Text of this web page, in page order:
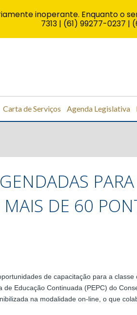
Carta de Serviços Agenda Legislativa
DE 60
de capacitação para a
Educação Continuada (PEPC) do
na modalidade on-line, o que
inoperante. Enquanto o
7313 | (61) 99277-0237 |